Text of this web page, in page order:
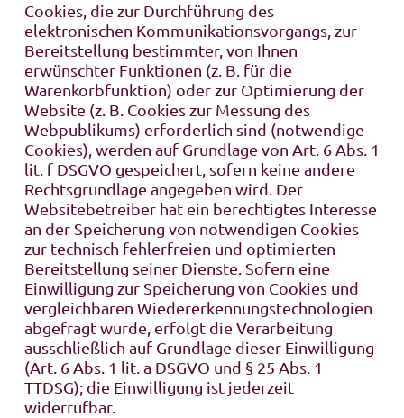
Cookies, die zur Durchführung des
elektronischen Kommunikationsvorgangs, zur
Bereitstellung bestimmter, von Ihnen
erwünschter Funktionen (z. B. für die
Warenkorbfunktion) oder zur Optimierung der
Website (z. B. Cookies zur Messung des
Webpublikums) erforderlich sind (notwendige
Cookies), werden auf Grundlage von Art. 6 Abs. 1
lit. f DSGVO gespeichert, sofern keine andere
Rechtsgrundlage angegeben wird. Der
Websitebetreiber hat ein berechtigtes Interesse
an der Speicherung von notwendigen Cookies
zur technisch fehlerfreien und optimierten
Bereitstellung seiner Dienste. Sofern eine
Einwilligung zur Speicherung von Cookies und
vergleichbaren Wiedererkennungstechnologien
abgefragt wurde, erfolgt die Verarbeitung
ausschließlich auf Grundlage dieser Einwilligung
(Art. 6 Abs. 1 lit. a DSGVO und § 25 Abs. 1
TTDSG); die Einwilligung ist jederzeit
widerrufbar.